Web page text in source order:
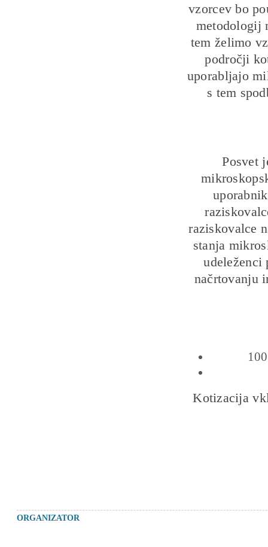
vzorcev bo
metodologij
tem želimo
področji
uporabljajo
s tem
Posvet
raziskovalce
stanja
udeleženci
načrtovanju
Kotizacija
ORGANIZATOR